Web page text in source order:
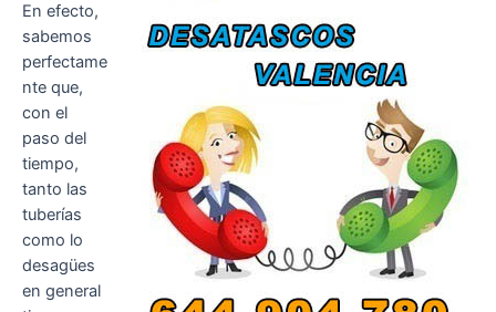
En efecto,
sabemos
perfectame
nte que,
con el
paso del
tiempo,
tanto las
tuberías
como lo
desagües
en general